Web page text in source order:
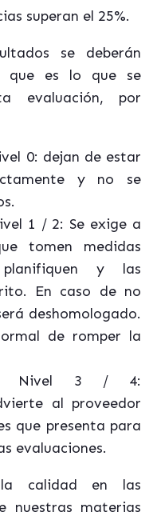
superan el 25%.
se deberán
que es lo que se
evaluación, por
0: dejan de estar
y no se
1 / 2: Se exige a
tomen medidas
y las
En caso de no
deshomologado.
de romper la
Nivel 3 / 4:
al proveedor
que presenta para
evaluaciones.
calidad en las
nuestras materias